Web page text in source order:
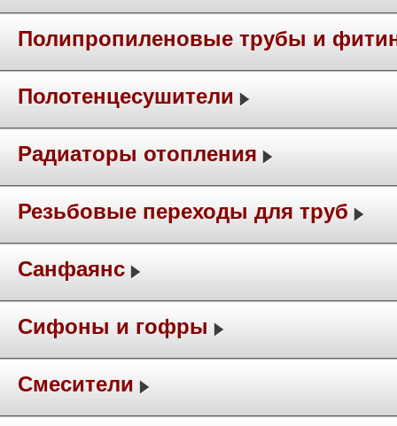
Полипропиленовые трубы и
Полотенцесушители
Радиаторы отопления
Резьбовые переходы для труб
Санфаянс
Сифоны и гофры
Смесители